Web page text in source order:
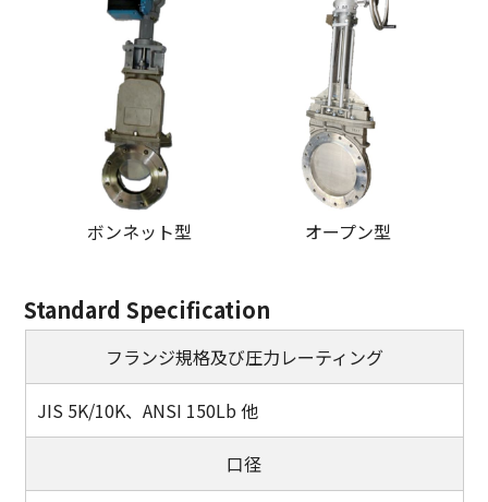
ボンネット型 オープン型
Standard Specification
フランジ規格及び圧力レーティング
JIS 5K/10K、ANSI 150Lb 他
口径